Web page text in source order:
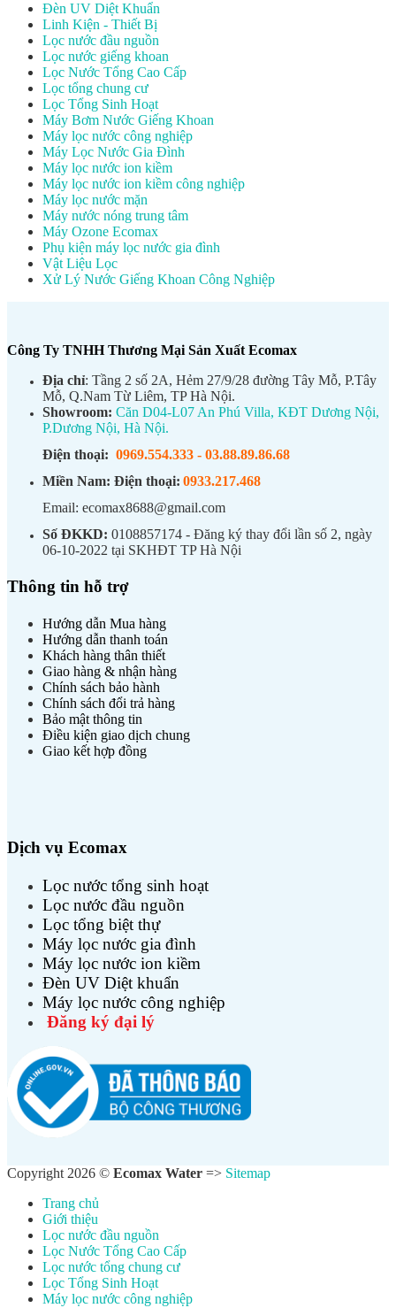
Đèn UV Diệt Khuẩn
Linh Kiện - Thiết Bị
Lọc nước đầu nguồn
Lọc nước giếng khoan
Lọc Nước Tổng Cao Cấp
Lọc tổng chung cư
Lọc Tổng Sinh Hoạt
Máy Bơm Nước Giếng Khoan
Máy lọc nước công nghiệp
Máy Lọc Nước Gia Đình
Máy lọc nước ion kiềm
Máy lọc nước ion kiềm công nghiệp
Máy lọc nước mặn
Máy nước nóng trung tâm
Máy Ozone Ecomax
Phụ kiện máy lọc nước gia đình
Vật Liệu Lọc
Xử Lý Nước Giếng Khoan Công Nghiệp
Công Ty TNHH Thương Mại Sản Xuất Ecomax
Địa chỉ: Tầng 2 số 2A, Hẻm 27/9/28 đường Tây Mỗ, P.Tây
Mỗ, Q.Nam Từ Liêm, TP Hà Nội.
Showroom: Căn D04-L07 An Phú Villa, KĐT Dương Nội,
P.Dương Nội, Hà Nội.
Điện thoại: 0969.554.333 - 03.88.89.86.68
Miền Nam: Điện thoại: 0933.217.468
Email: ecomax8688@gmail.com
Số ĐKKD: 0108857174 - Đăng ký thay đổi lần số 2, ngày
06-10-2022 tại SKHĐT TP Hà Nội
Thông tin hỗ trợ
Hướng dẫn Mua hàng
Hướng dẫn thanh toán
Khách hàng thân thiết
Giao hàng & nhận hàng
Chính sách bảo hành
Chính sách đổi trả hàng
Bảo mật thông tin
Điều kiện giao dịch chung
Giao kết hợp đồng
Dịch vụ Ecomax
Lọc nước tổng sinh hoạt
Lọc nước đầu nguồn
Lọc tổng biệt thự
Máy lọc nước gia đình
Máy lọc nước ion kiềm
Đèn UV Diệt khuẩn
Máy lọc nước công nghiệp
Đăng ký đại lý
Copyright 2026 © Ecomax Water => Sitemap
Trang chủ
Giới thiệu
Lọc nước đầu nguồn
Lọc Nước Tổng Cao Cấp
Lọc nước tổng chung cư
Lọc Tổng Sinh Hoạt
Máy lọc nước công nghiệp